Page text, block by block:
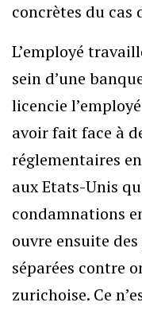
concrètes du cas
L’employé
sein d’une
licencie
avoir fait face à
réglementaires
aux Etats-Unis
condamnations
ouvre ensuite des
séparées contre
zurichoise. Ce